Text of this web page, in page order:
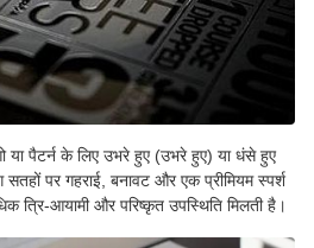
या पैटर्न के लिए उभरे हुए (उभरे हुए) या धंसे हुए
पर गहराई, बनावट और एक प्रीमियम स्पर्श
त्रि-आयामी और परिष्कृत उपस्थिति मिलती है।